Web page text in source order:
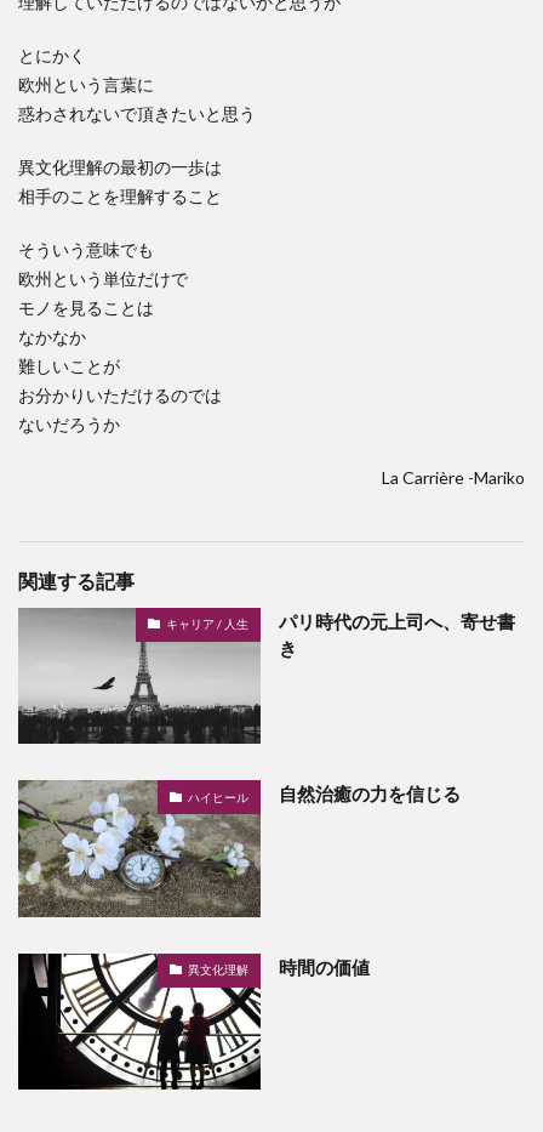
とにかく
欧州という言葉に
惑わされないで頂きたいと思う
異文化理解の最初の一歩は
相手のことを理解すること
そういう意味でも
欧州という単位だけで
モノを見ることは
なかなか
難しいことが
お分かりいただけるのでは
ないだろうか
La Carrière -Mariko
関連する記事
キャリア / 人生
パリ時代の元上司へ、寄せ書
き
ハイヒール 自然治癒の力を信じる
異文化理解 時間の価値